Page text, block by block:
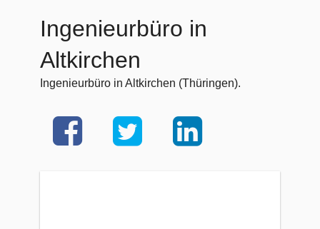
Ingenieurbüro in
Altkirchen
Ingenieurbüro in Altkirchen (Thüringen).